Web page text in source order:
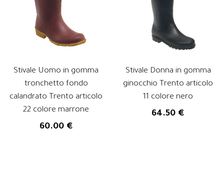
Stivale Uomo in gomma
tronchetto fondo
calandrato Trento articolo
22 colore marrone
60.00 €
Stivale Donna in gomma
ginocchio Trento articolo
11 colore nero
64.50 €